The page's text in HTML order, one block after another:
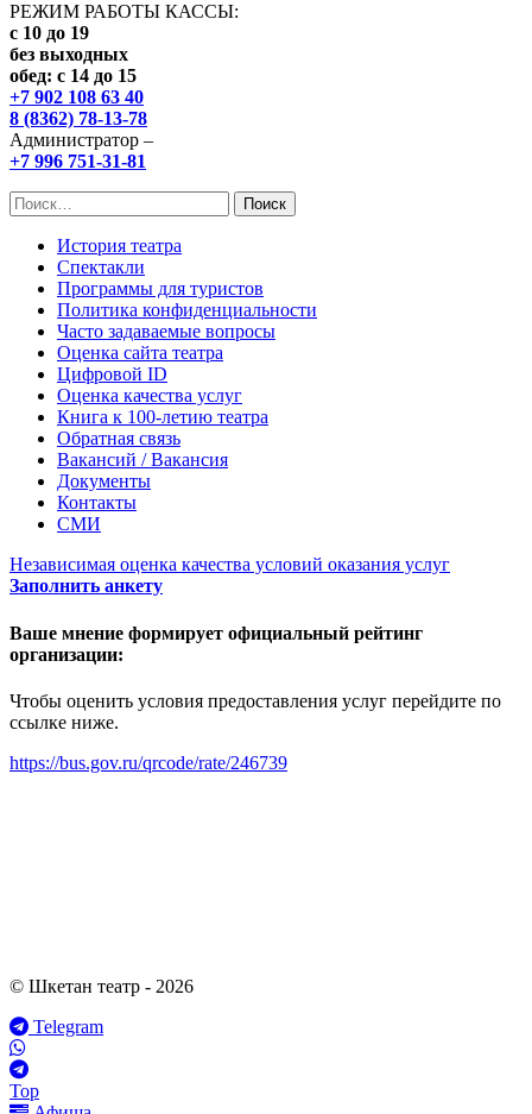
РЕЖИМ РАБОТЫ КАССЫ:
с 10 до 19
без выходных
обед: с 14 до 15
+7 902 108 63 40
8 (8362) 78-13-78
Администратор –
+7 996 751-31-81
Найти:
История театра
Спектакли
Программы для туристов
Политика конфиденциальности
Часто задаваемые вопросы
Оценка сайта театра
Цифровой ID
Оценка качества услуг
Книга к 100-летию театра
Обратная связь
Вакансий / Вакансия
Документы
Контакты
СМИ
Независимая оценка качества условий оказания услуг
Заполнить анкету
Ваше мнение формирует официальный рейтинг
организации:
Чтобы оценить условия предоставления услуг перейдите по
ссылке ниже.
https://bus.gov.ru/qrcode/rate/246739
© Шкетан театр - 2026
Telegram
Top